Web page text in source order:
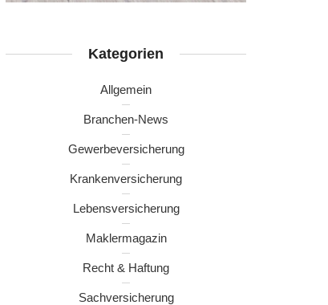
Kategorien
Allgemein
Branchen-News
Gewerbeversicherung
Krankenversicherung
Lebensversicherung
Maklermagazin
Recht & Haftung
Sachversicherung